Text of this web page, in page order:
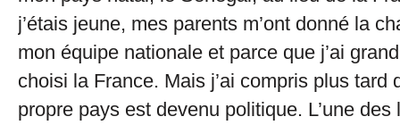
j’étais jeune, mes parents m’ont donné la
mon équipe nationale et parce que j’ai
choisi la France. Mais j’ai compris plus tard
propre pays est devenu politique. L’une des